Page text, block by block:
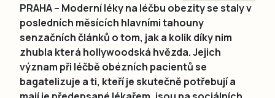
PRAHA – Moderní léky na léčbu obezity se staly v
posledních měsících hlavními tahouny
senzačních článků o tom, jak a kolik díky nim
zhubla která hollywoodská hvězda. Jejich
význam při léčbě obézních pacientů se
bagatelizuje a ti, kteří je skutečně potřebují a